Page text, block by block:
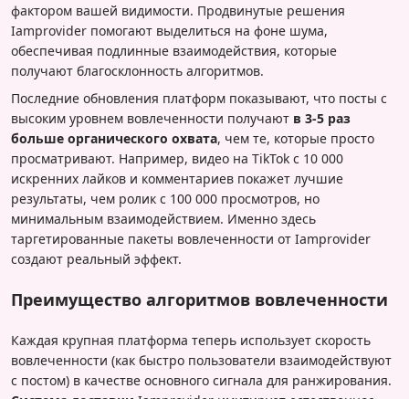
фактором вашей видимости. Продвинутые решения
Iamprovider помогают выделиться на фоне шума,
обеспечивая подлинные взаимодействия, которые
получают благосклонность алгоритмов.
Последние обновления платформ показывают, что посты с
высоким уровнем вовлеченности получают в 3-5 раз
больше органического охвата, чем те, которые просто
просматривают. Например, видео на TikTok с 10 000
искренних лайков и комментариев покажет лучшие
результаты, чем ролик с 100 000 просмотров, но
минимальным взаимодействием. Именно здесь
таргетированные пакеты вовлеченности от Iamprovider
создают реальный эффект.
Преимущество алгоритмов вовлеченности
Каждая крупная платформа теперь использует скорость
вовлеченности (как быстро пользователи взаимодействуют
с постом) в качестве основного сигнала для ранжирования.